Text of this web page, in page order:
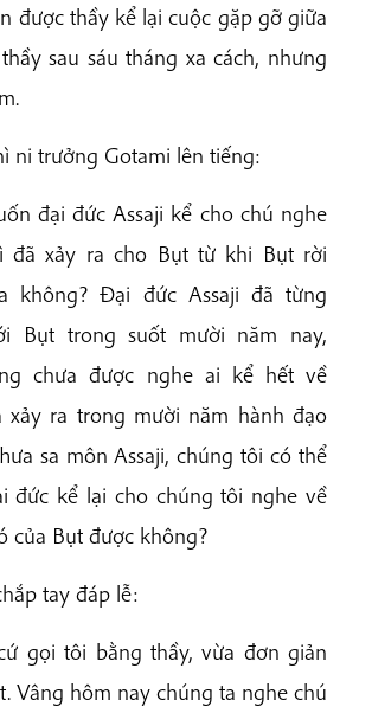
được thầy kể lại cuộc gặp gỡ giữa
sau sáu tháng xa cách, nhưng
ni trưởng Gotami lên tiếng:
đại đức Assaji kể cho chú nghe
đã xảy ra cho Bụt từ khi Bụt rời
không? Đại đức Assaji đã từng
Bụt trong suốt mười năm nay,
chưa được nghe ai kể hết về
xảy ra trong mười năm hành đạo
sa môn Assaji, chúng tôi có thể
đức kể lại cho chúng tôi nghe về
của Bụt được không?
tay đáp lễ:
gọi tôi bằng thầy, vừa đơn giản
Vâng hôm nay chúng ta nghe chú